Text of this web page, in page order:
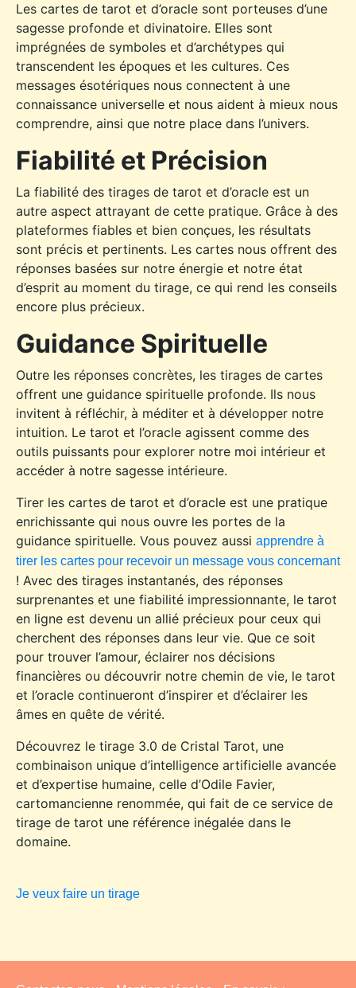
Les cartes de tarot et d’oracle sont porteuses d’une
sagesse profonde et divinatoire. Elles sont
imprégnées de symboles et d’archétypes qui
transcendent les époques et les cultures. Ces
messages ésotériques nous connectent à une
connaissance universelle et nous aident à mieux nous
comprendre, ainsi que notre place dans l’univers.
Fiabilité et Précision
La fiabilité des tirages de tarot et d’oracle est un
autre aspect attrayant de cette pratique. Grâce à des
plateformes fiables et bien conçues, les résultats
sont précis et pertinents. Les cartes nous offrent des
réponses basées sur notre énergie et notre état
d’esprit au moment du tirage, ce qui rend les conseils
encore plus précieux.
Guidance Spirituelle
Outre les réponses concrètes, les tirages de cartes
offrent une guidance spirituelle profonde. Ils nous
invitent à réfléchir, à méditer et à développer notre
intuition. Le tarot et l’oracle agissent comme des
outils puissants pour explorer notre moi intérieur et
accéder à notre sagesse intérieure.
Tirer les cartes de tarot et d’oracle est une pratique
enrichissante qui nous ouvre les portes de la
guidance spirituelle. Vous pouvez aussi apprendre à
tirer les cartes pour recevoir un message vous concernant
! Avec des tirages instantanés, des réponses
surprenantes et une fiabilité impressionnante, le tarot
en ligne est devenu un allié précieux pour ceux qui
cherchent des réponses dans leur vie. Que ce soit
pour trouver l’amour, éclairer nos décisions
financières ou découvrir notre chemin de vie, le tarot
et l’oracle continueront d’inspirer et d’éclairer les
âmes en quête de vérité.
Découvrez le tirage 3.0 de Cristal Tarot, une
combinaison unique d’intelligence artificielle avancée
et d’expertise humaine, celle d’Odile Favier,
cartomancienne renommée, qui fait de ce service de
tirage de tarot une référence inégalée dans le
domaine.
Je veux faire un tirage